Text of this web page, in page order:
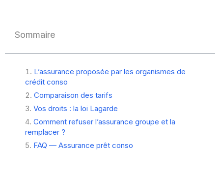
Sommaire
L’assurance proposée par les organismes de
crédit conso
Comparaison des tarifs
Vos droits : la loi Lagarde
Comment refuser l’assurance groupe et la
remplacer ?
FAQ — Assurance prêt conso